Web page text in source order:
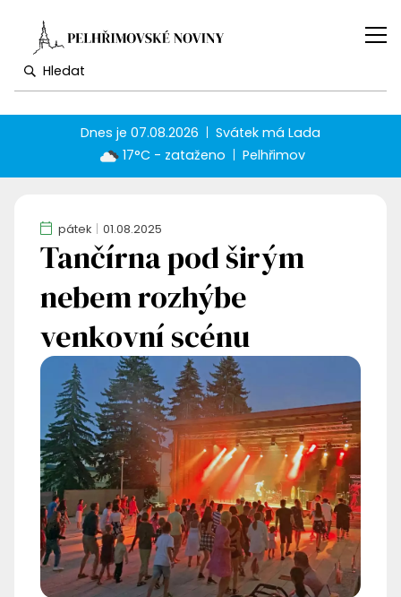
Dnes je07.08.2026 Svátek má Lada
17°C - zataženo
Pelhřimov
pátek 01.08.2025
Tančírna pod širým
nebem rozhýbe
venkovní scénu